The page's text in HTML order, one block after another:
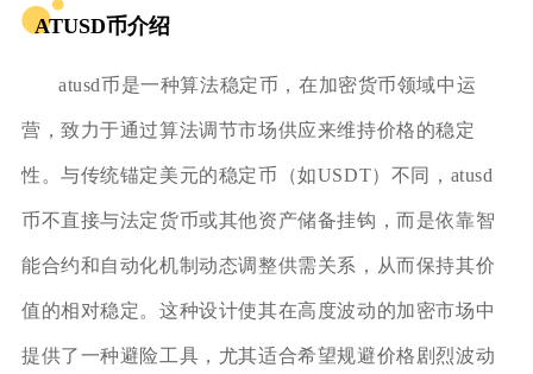
ATUSD币介绍
atusd币是一种算法稳定币，在加密货币领域中运
营，致力于通过算法调节市场供应来维持价格的稳定
性。与传统锚定美元的稳定币（如USDT）不同，atusd
币不直接与法定货币或其他资产储备挂钩，而是依靠智
能合约和自动化机制动态调整供需关系，从而保持其价
值的相对稳定。这种设计使其在高度波动的加密市场中
提供了一种避险工具，尤其适合希望规避价格剧烈波动